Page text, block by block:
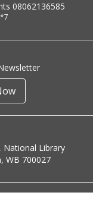
08062136585
National Library
WB 700027